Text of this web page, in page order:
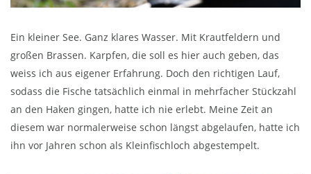
Ein kleiner See. Ganz klares Wasser. Mit Krautfeldern und
großen Brassen. Karpfen, die soll es hier auch geben, das
weiss ich aus eigener Erfahrung. Doch den richtigen Lauf,
sodass die Fische tatsächlich einmal in mehrfacher Stückzahl
an den Haken gingen, hatte ich nie erlebt. Meine Zeit an
diesem war normalerweise schon längst abgelaufen, hatte ich
ihn vor Jahren schon als Kleinfischloch abgestempelt.